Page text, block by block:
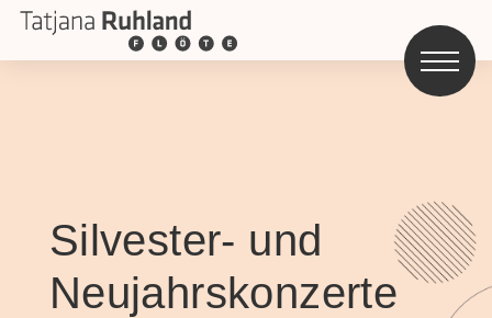
Silvester- und
Neujahrskonzerte